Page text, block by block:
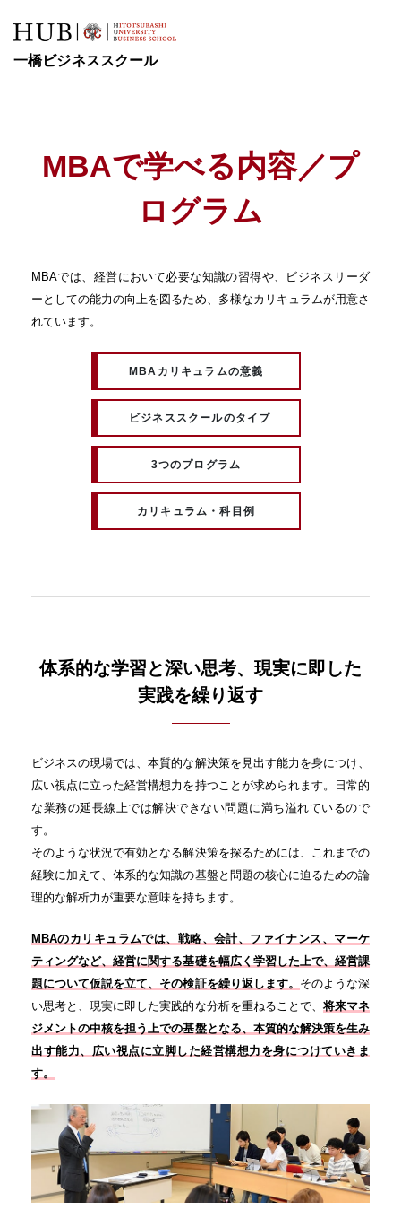
一橋ビジネススクール
MBAで学べる内容／プ
ログラム
MBAでは、経営において必要な知識の習得や、ビジネスリーダ
ーとしての能力の向上を図るため、多様なカリキュラムが用意さ
れています。
MBAカリキュラムの意義
ビジネススクールのタイプ
3つのプログラム
カリキュラム・科目例
体系的な学習と深い思考、現実に即した
実践を繰り返す
ビジネスの現場では、本質的な解決策を見出す能力を身につけ、
広い視点に立った経営構想力を持つことが求められます。日常的
な業務の延長線上では解決できない問題に満ち溢れているので
す。
そのような状況で有効となる解決策を探るためには、これまでの
経験に加えて、体系的な知識の基盤と問題の核心に迫るための論
理的な解析力が重要な意味を持ちます。
MBAのカリキュラムでは、戦略、会計、ファイナンス、マーケ
ティングなど、経営に関する基礎を幅広く学習した上で、経営課
題について仮説を立て、その検証を繰り返します。 そのような深
い思考と、現実に即した実践的な分析を重ねることで、 将来マネ
ジメントの中核を担う上での基盤となる、本質的な解決策を生み
出す能力、広い視点に立脚した経営構想力を身につけていきま
す。